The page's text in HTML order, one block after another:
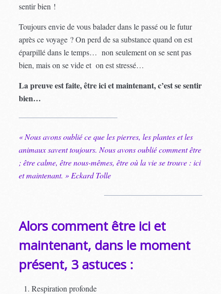
sentir bien !
Toujours envie de vous balader dans le passé ou le futur
après ce voyage ? On perd de sa substance quand on est
éparpillé dans le temps… non seulement on se sent pas
bien, mais on se vide et on est stressé…
La preuve est faite, être ici et maintenant, c’est se sentir
bien…
« Nous avons oublié ce que les pierres, les plantes et les
animaux savent toujours. Nous avons oublié comment être
; être calme, être nous-mêmes, être où la vie se trouve : ici
et maintenant. » Eckard Tolle
Alors comment être ici et
maintenant, dans le moment
présent, 3 astuces :
Respiration profonde